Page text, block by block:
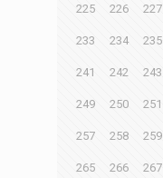
225 226 227
233 234 235
241 242 243
249 250 251
257 258 259
265 266 267